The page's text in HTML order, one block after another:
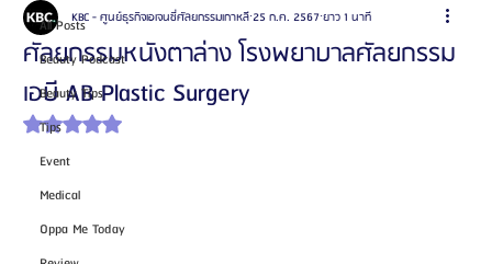
All Posts
Beauty Podcast
Beauty Tips
Tips
Event
Medical
Oppa Me Today
ศัลยกรรมหนังตาล่าง โรงพยาบาลศัลยกรรม
เอบี AB Plastic Surgery
KBC - ศูนย์ธุรกิจเอเจนซี่ศัลยกรรมเกาหลี25 ก.ค. 2567 ยาว 1 นาที
ได้รับ NaN เต็ม 5 ดาว